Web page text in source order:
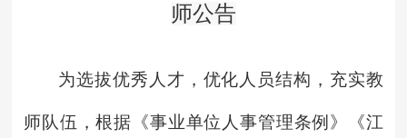
师公告
为选拔优秀人才，优化人员结构，充实教
师队伍，根据《事业单位人事管理条例》《江